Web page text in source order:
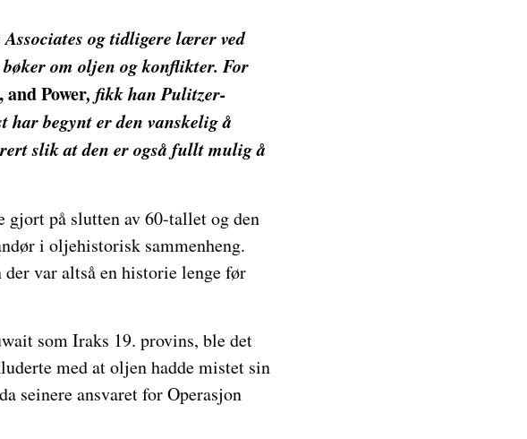
og tidligere lærer ved
om oljen og konflikter. For
Power, fikk han Pulitzer-
har begynt er den vanskelig å
slik at den er også fullt mulig å
gjort på slutten av 60-tallet og den
i oljehistorisk sammenheng.
var altså en historie lenge før
som Iraks 19. provins, ble det
med at oljen hadde mistet sin
seinere ansvaret for Operasjon